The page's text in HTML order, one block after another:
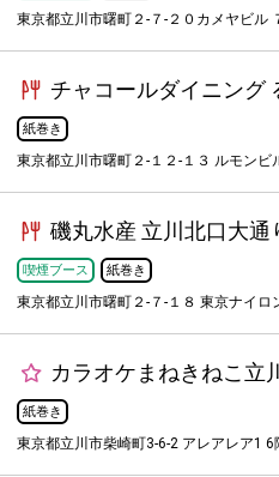
東京都立川市曙町２-７-２０カメヤビル
チャコールダイニング
紙巻き
東京都立川市曙町２-１２-１３ ルモンビ
磯丸水産 立川北口大通
喫煙ブース 紙巻き
東京都立川市曙町２-７-１８ 東京ナイロ
カラオケまねきねこ立
紙巻き
東京都立川市柴崎町3-6-2 アレアレア1 6